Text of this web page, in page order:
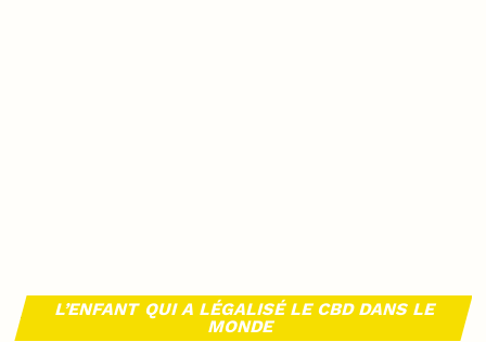
L’ENFANT QUI A LÉGALISÉ LE CBD DANS LE
MONDE